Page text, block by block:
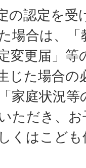
の認定を受
場合は、
変更届」
じた場合の
家庭状況
ただき、
くはこど